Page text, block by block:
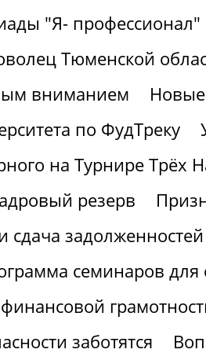
"Я- профессионал"
Тюменской
вниманием
по ФудТреку
на Турнире Трёх
резерв
сдача
семинаров для
заботятся